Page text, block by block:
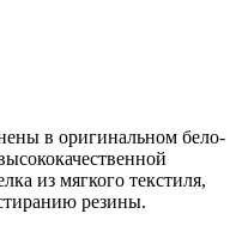
в оригинальном бело-
из мягкого текстиля,
резины.